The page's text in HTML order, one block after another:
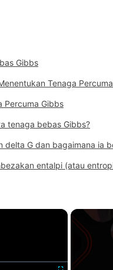
Gibbs
Tenaga
Percuma Gibbs
tenaga bebas Gibbs?
delta G dan bagaimana ia
entalpi (atau
×